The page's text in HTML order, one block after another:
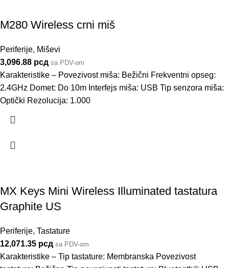
M280 Wireless crni miš
Periferije, Miševi
3,096.88 рсд sa PDV-om
Karakteristike – Povezivost miša: Bežični Frekventni opseg:
2.4GHz Domet: Do 10m Interfejs miša: USB Tip senzora miša:
Optički Rezolucija: 1.000
MX Keys Mini Wireless Illuminated tastatura
Graphite US
Periferije, Tastature
12,071.35 рсд sa PDV-om
Karakteristike – Tip tastature: Membranska Povezivost